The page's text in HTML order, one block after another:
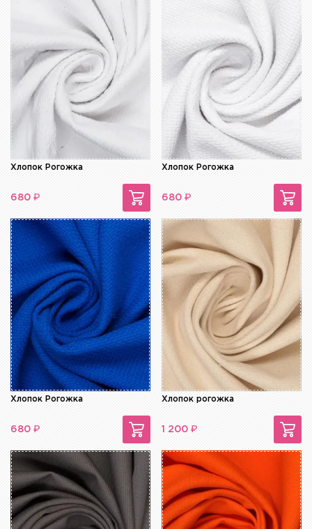
Хлопок Рогожка
680 ₽
Хлопок Рогожка
680 ₽
Хлопок Рогожка
680 ₽
Хлопок рогожка
1 200 ₽